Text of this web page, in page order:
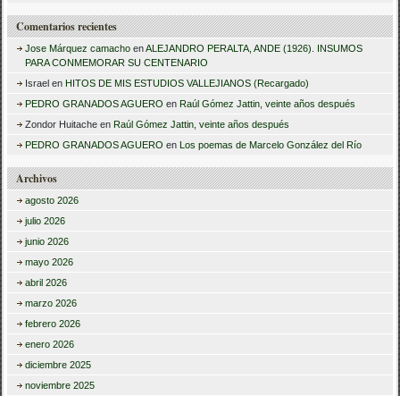
Comentarios recientes
Jose Márquez camacho enALEJANDRO PERALTA, ANDE (1926). INSUMOS
PARA CONMEMORAR SU CENTENARIO
Israel en HITOS DE MIS ESTUDIOS VALLEJIANOS (Recargado)
PEDRO GRANADOS AGUERO en Raúl Gómez Jattin, veinte años después
Zondor Huitache en Raúl Gómez Jattin, veinte años después
PEDRO GRANADOS AGUERO en Los poemas de Marcelo González del Río
Archivos
agosto 2026
julio 2026
junio 2026
mayo 2026
abril 2026
marzo 2026
febrero 2026
enero 2026
diciembre 2025
noviembre 2025